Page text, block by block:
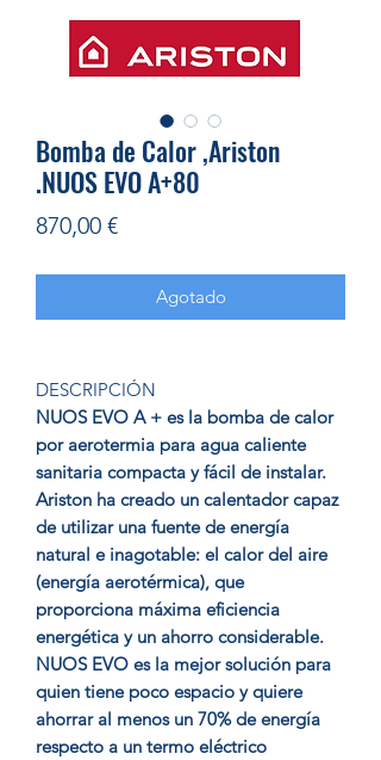
Bomba de Calor ,Ariston
.NUOS EVO A+80
870,00 €Precio
Agotado
DESCRIPCIÓN
NUOS EVO A + es la bomba de calor
por aerotermia para agua caliente
sanitaria compacta y fácil de instalar.
Ariston ha creado un calentador capaz
de utilizar una fuente de energía
natural e inagotable: el calor del aire
(energía aerotérmica), que
proporciona máxima eficiencia
energética y un ahorro considerable.
NUOS EVO es la mejor solución para
quien tiene poco espacio y quiere
ahorrar al menos un 70% de energía
respecto a un termo eléctrico